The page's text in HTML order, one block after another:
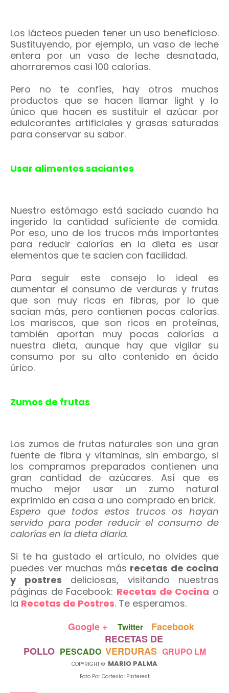
Los lácteos pueden tener un uso beneficioso.
Sustituyendo, por ejemplo, un vaso de leche
entera por un vaso de leche desnatada,
ahorraremos casi 100 calorías.
Pero no te confíes, hay otros muchos
productos que se hacen llamar light y lo
único que hacen es sustituir el azúcar por
edulcorantes artificiales y grasas saturadas
para conservar su sabor.
Usar alimentos saciantes
Nuestro estómago está saciado cuando ha
ingerido la cantidad suficiente de comida.
Por eso, uno de los trucos más importantes
para reducir calorías en la dieta es usar
elementos que te sacien con facilidad.
Para seguir este consejo lo ideal es
aumentar el consumo de verduras y frutas
que son muy ricas en fibras, por lo que
sacian más, pero contienen pocas calorías.
Los mariscos, que son ricos en proteínas,
también aportan muy pocas calorías a
nuestra dieta, aunque hay que vigilar su
consumo por su alto contenido en ácido
úrico.
Zumos de frutas
Los zumos de frutas naturales son una gran
fuente de fibra y vitaminas, sin embargo, si
los compramos preparados contienen una
gran cantidad de azúcares. Así que es
mucho mejor usar un zumo natural
exprimido en casa a uno comprado en brick.
Espero que todos estos trucos os hayan
servido para poder reducir el consumo de
calorías en la dieta diaria.
Si te ha gustado el artículo, no olvides que
puedes ver muchas más recetas de cocina
y postres deliciosas, visitando nuestras
páginas de Facebook: Recetas de Cocina o
la Recetas de Postres. Te esperamos.
Google + Twitter
Facebook
RECETAS DE
POLLO PESCADO VERDURAS GRUPO LM
COPYRIGHT © MARIO PALMA
Foto Por Cortesía: Pinterest